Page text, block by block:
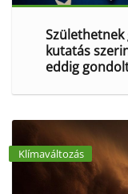
Születhetnek
kutatás
eddig
Klímaváltozás